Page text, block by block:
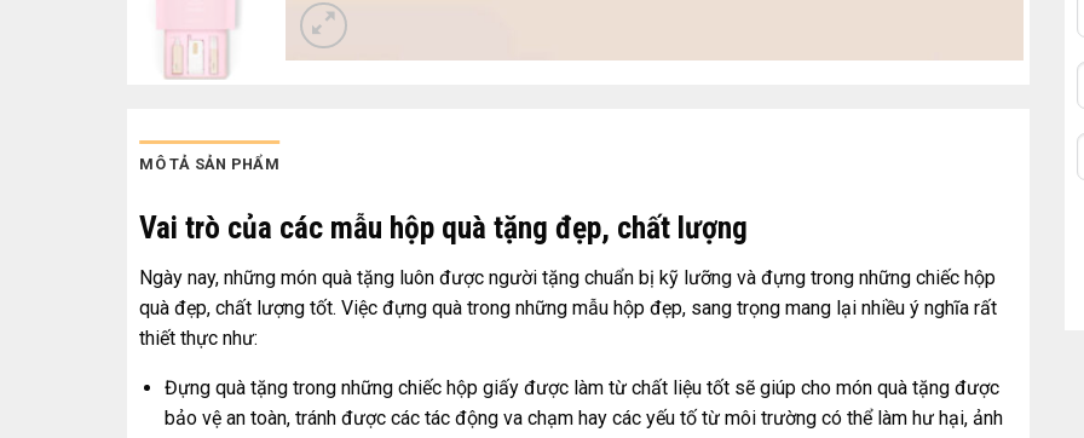
MÔ TẢ SẢN PHẨM
Vai trò của các mẫu hộp quà tặng đẹp, chất lượng
Ngày nay, những món quà tặng luôn được người tặng chuẩn bị kỹ lưỡng và đựng trong những chiếc hộp
quà đẹp, chất lượng tốt. Việc đựng quà trong những mẫu hộp đẹp, sang trọng mang lại nhiều ý nghĩa rất
thiết thực như:
Đựng quà tặng trong những chiếc hộp giấy được làm từ chất liệu tốt sẽ giúp cho món quà tặng được
bảo vệ an toàn, tránh được các tác động va chạm hay các yếu tố từ môi trường có thể làm hư hại, ảnh